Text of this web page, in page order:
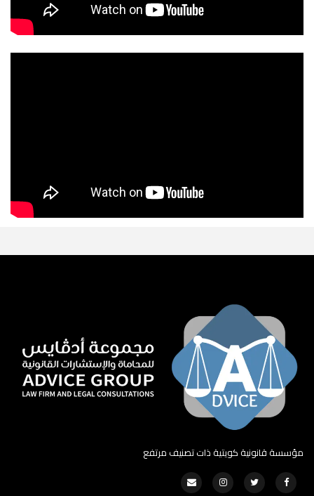
مؤسسة قانونية كويتية ذات تصنيف مرتفع